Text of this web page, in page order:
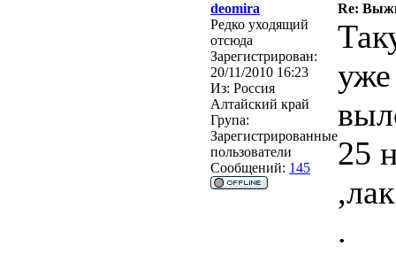
deomira
Re:
Редко уходящий
отсюда
Зарегистрирован:
20/11/2010 16:23
Из: Россия
Алтайский край
Група:
Зарегистрированные
пользователи
Сообщений: 145
уже
25
.